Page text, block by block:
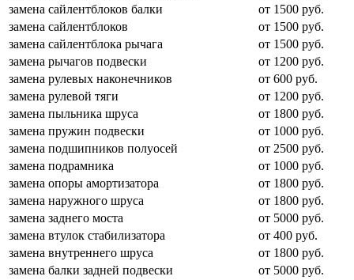
замена сайлентблоков балки
от 1500 руб.
замена сайлентблоков
от 1500 руб.
замена сайлентблока рычага
от 1500 руб.
замена рычагов подвески
от 1200 руб.
замена рулевых наконечников
от 600 руб.
замена рулевой тяги
от 1200 руб.
замена пыльника шруса
от 1800 руб.
замена пружин подвески
от 1000 руб.
замена подшипников полуосей
от 2500 руб.
замена подрамника
от 1000 руб.
замена опоры амортизатора
от 1800 руб.
замена наружного шруса
от 1800 руб.
замена заднего моста
от 5000 руб.
замена втулок стабилизатора
от 400 руб.
замена внутреннего шруса
от 1800 руб.
замена балки задней подвески
от 5000 руб.